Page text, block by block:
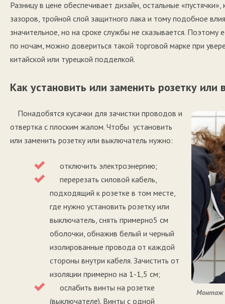
Разницу в цене обеспечивает дизайн, остальные
зазоров, тройной слой защитного лака и тому подобное
значительное, но на сроке службы не сказывается.
по ночам, можно довериться такой торговой марке при
китайской или турецкой подделкой.
Как установить или заменить розетку или
Монтаж
Понадобятся кусачки для зачистки проводов и
отвертка с плоским жалом. Чтобы установить
или заменить розетку или выключатель нужно:
отключить электроэнергию;
перерезать силовой кабель,
подходящий к розетке в том месте,
где нужно установить розетку или
выключатель, снять примерно5 см
оболочки, обнажив белый и черный
изолированные провода от каждой
стороны внутри кабеля. Зачистить от
изоляции примерно на 1-1,5 см;
ослабить винты на розетке
(выключателе). Винты с одной